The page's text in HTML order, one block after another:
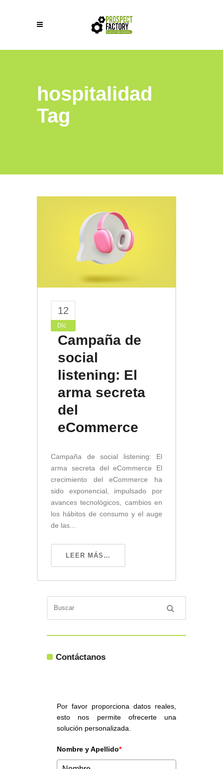
hospitalidad
Tag
12
Dic
Campaña de
social
listening: El
arma secreta
del
eCommerce
Campaña de social listening: El
arma secreta del eCommerce El
crecimiento del eCommerce ha
sido exponencial, impulsado por
avances tecnológicos, cambios en
los hábitos de consumo y el auge
de las...
LEER MÁS…
Contáctanos
Por favor proporciona datos reales,
esto nos permite ofrecerte una
solución personalizada.
Nombre y Apellido*